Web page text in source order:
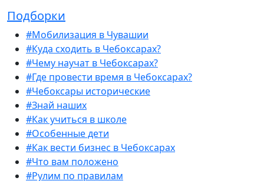
Подборки
#Мобилизация в Чувашии
#Куда сходить в Чебоксарах?
#Чему научат в Чебоксарах?
#Где провести время в Чебоксарах?
#Чебоксары исторические
#Знай наших
#Как учиться в школе
#Особенные дети
#Как вести бизнес в Чебоксарах
#Что вам положено
#Рулим по правилам